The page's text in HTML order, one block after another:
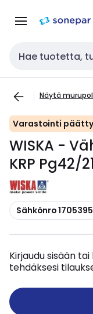
navigointiinsisältöön
Haku
Näytä
Varastointi
WISKA -
KRP Pg42/21
Kopioi
Sähkönro 1705395
Kirjaudu sisään
tehdäksesi